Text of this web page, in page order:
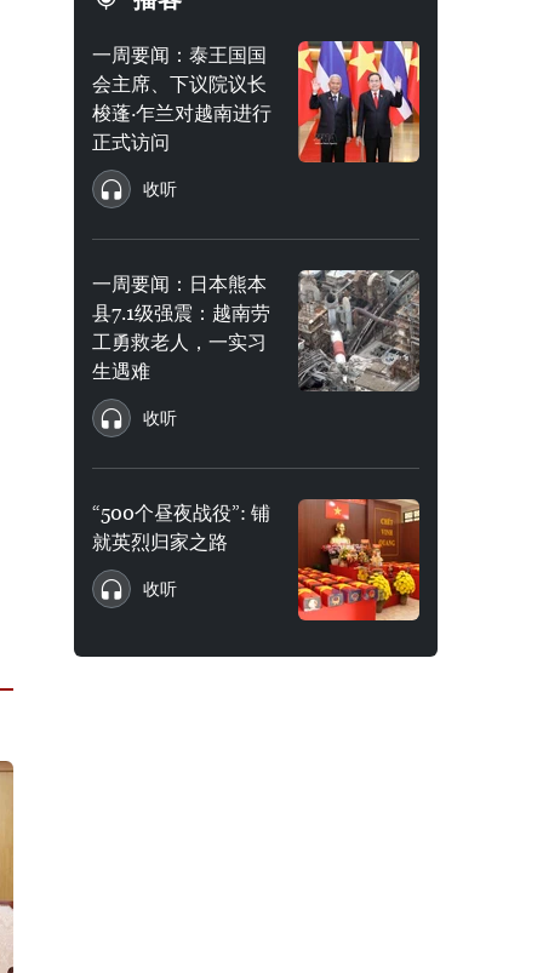
一周要闻：泰王国国
会主席、下议院议长
梭蓬·乍兰对越南进行
正式访问
收听
一周要闻：日本熊本
县7.1级强震：越南劳
工勇救老人，一实习
生遇难
收听
“500个昼夜战役”: 铺
就英烈归家之路
收听